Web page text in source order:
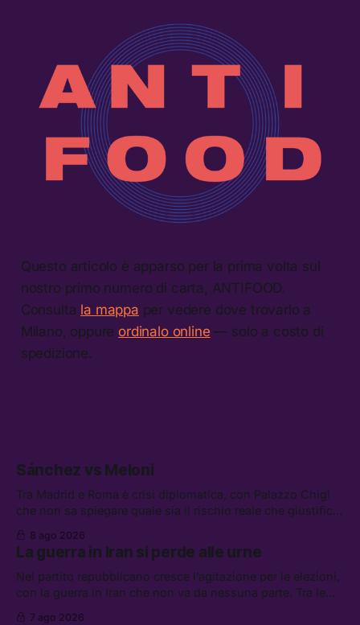
Questo articolo è apparso per la prima volta sul
nostro primo numero di carta, ANTIFOOD.
Consulta la mappa per vedere dove trovarlo a
Milano, oppure ordinalo online — solo a costo di
spedizione.
Sánchez vs Meloni
Tra Madrid e Roma è crisi diplomatica, con Palazzo Chigi
che non sa spiegare quale sia il rischio reale che giustifica
di difesa tra Arabia Saudita, Pakistan e Turchia, la crisi del
carburante irregolare, e un altro caso di IA ribelle
8 ago 2026
La guerra in Iran si perde alle urne
Nel partito repubblicano cresce l’agitazione per le elezioni,
con la guerra in Iran che non va da nessuna parte. Tra le
7 ago 2026